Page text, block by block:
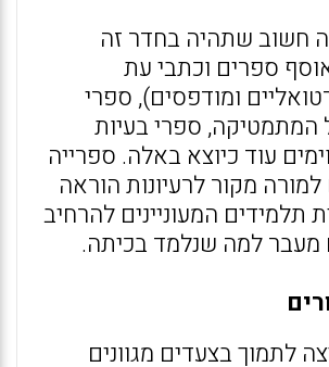
חשוב שתהיה בחדר זה
ספרים וכתבי עת
ומודפסים), ספרי
המתמטיקה, ספרי בעיות
עוד כיוצא באלה. ספרייה
מקור לרעיונות הוראה
תלמידים המעוניינים להרחיב
למה שנלמד בכיתה.
לתמוך בצעדים מגוונים